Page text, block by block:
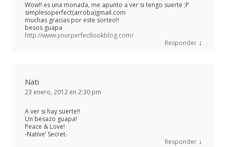
Wow!! es una monada, me apunto a ver si tengo suerte ;P
simplesoperfect(arroba)gmail.com
muchas gracias por este sorteo!!
besos guapa
http://www.yourperfectlookblog.com/
Responder ↓
Nati
23 enero, 2012 en 2:30 pm
A ver si hay suerte!!
Un besazo guapa!
Peace & Love!
-Native’ Secret-
Responder ↓